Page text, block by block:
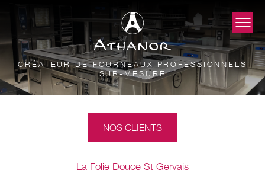
CRÉATEUR DE FOURNEAUX PROFESSIONNELS
SUR-MESURE
NOS CLIENTS
La Folie Douce St Gervais